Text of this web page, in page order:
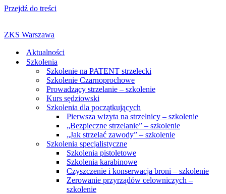
Przejdź do treści
ZKS Warszawa
Aktualności
Szkolenia
Szkolenie na PATENT strzelecki
Szkolenie Czarnoprochowe
Prowadzący strzelanie – szkolenie
Kurs sędziowski
Szkolenia dla początkujących
Pierwsza wizyta na strzelnicy – szkolenie
„Bezpieczne strzelanie” – szkolenie
„Jak strzelać zawody” – szkolenie
Szkolenia specjalistyczne
Szkolenia pistoletowe
Szkolenia karabinowe
Czyszczenie i konserwacja broni – szkolenie
Zerowanie przyrządów celowniczych –
szkolenie